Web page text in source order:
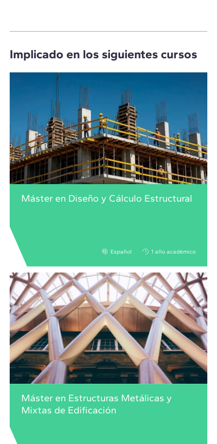
Implicado en los siguientes cursos
Máster en Diseño y Cálculo Estructural
Español 1 año académico
Máster en Estructuras Metálicas y
Mixtas de Edificación